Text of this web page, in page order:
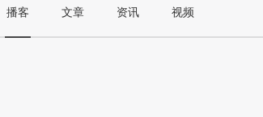
播客 文章 资讯 视频